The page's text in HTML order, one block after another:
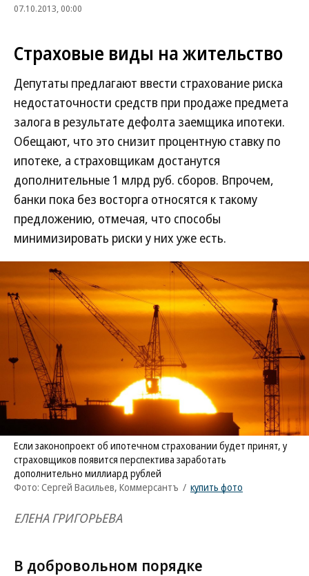
07.10.2013, 00:00
Страховые виды на жительство
Депутаты предлагают ввести страхование риска
недостаточности средств при продаже предмета
залога в результате дефолта заемщика ипотеки.
Обещают, что это снизит процентную ставку по
ипотеке, а страховщикам достанутся
дополнительные 1 млрд руб. сборов. Впрочем,
банки пока без восторга относятся к такому
предложению, отмечая, что способы
минимизировать риски у них уже есть.
Если законопроект об ипотечном страховании будет принят, у
страховщиков появится перспектива заработать
дополнительно миллиард рублей
Фото: Сергей Васильев, Коммерсантъ / купить фото
ЕЛЕНА ГРИГОРЬЕВА
В добровольном порядке